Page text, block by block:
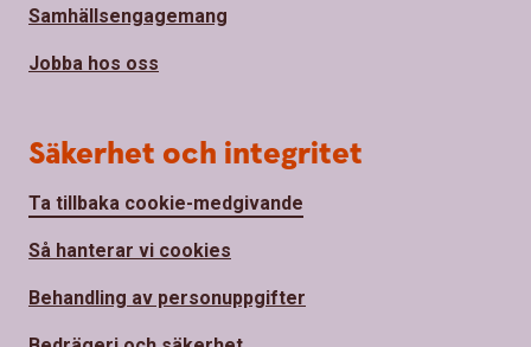
Samhällsengagemang
Jobba hos oss
Säkerhet och integritet
Ta tillbaka cookie-medgivande
Så hanterar vi cookies
Behandling av personuppgifter